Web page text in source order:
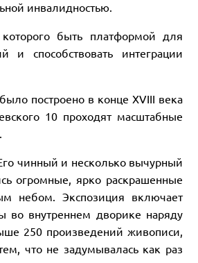
инвалидностью.
быть платформой для
и способствовать интеграции
построено в конце XVIII века
10 проходят масштабные
чинный и несколько вычурный
огромные, ярко раскрашенные
небом. Экспозиция включает
во внутреннем дворике наряду
250 произведений живописи,
что не задумывалась как раз